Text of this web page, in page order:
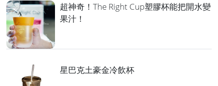
超神奇！The Right Cup塑膠杯能把開水變
果汁！
星巴克土豪金冷飲杯